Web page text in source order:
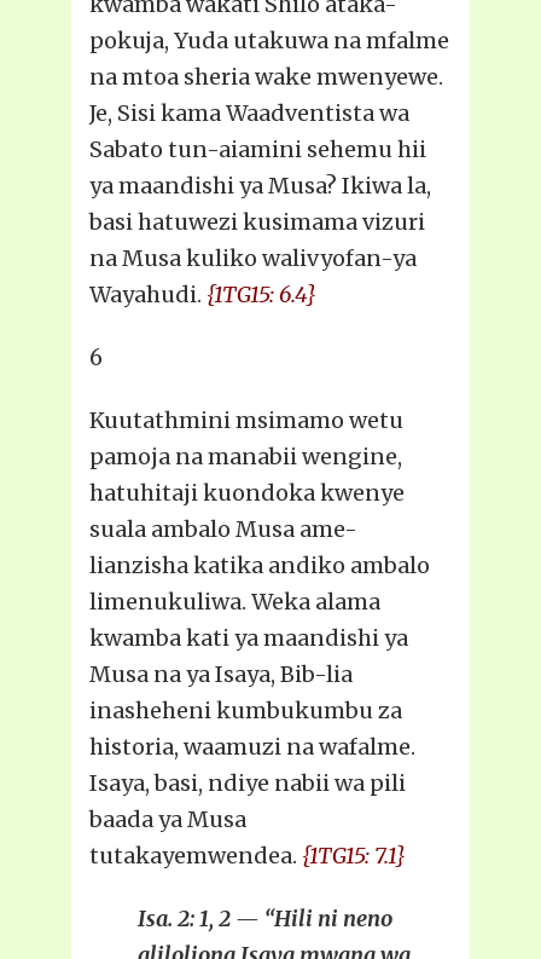
pokuja, Yuda utakuwa na mfalme
na mtoa sheria wake mwenyewe.
Je, Sisi kama Waadventista wa
Sabato tun-aiamini sehemu hii
ya maandishi ya Musa? Ikiwa la,
basi hatuwezi kusimama vizuri
na Musa kuliko walivyofan-ya
Wayahudi. {1TG15: 6.4}
6
Kuutathmini msimamo wetu
pamoja na manabii wengine,
hatuhitaji kuondoka kwenye
suala ambalo Musa ame-
lianzisha katika andiko ambalo
limenukuliwa. Weka alama
kwamba kati ya maandishi ya
Musa na ya Isaya, Bib-lia
inasheheni kumbukumbu za
historia, waamuzi na wafalme.
Isaya, basi, ndiye nabii wa pili
baada ya Musa
tutakayemwendea. {1TG15: 7.1}
Isa. 2: 1, 2 — “Hili ni neno